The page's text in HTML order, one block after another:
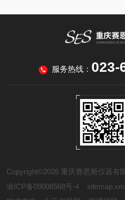
服务热线： 023-
Copyright©2026 重庆赛恩斯仪器
渝ICP备09008568号-4